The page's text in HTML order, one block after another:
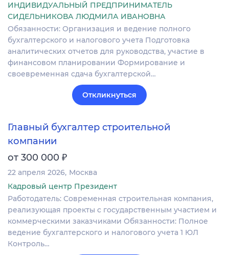
ИНДИВИДУАЛЬНЫЙ ПРЕДПРИНИМАТЕЛЬ
СИДЕЛЬНИКОВА ЛЮДМИЛА ИВАНОВНА
Обязанности: Организация и ведение полного
бухгалтерского и налогового учета Подготовка
аналитических отчетов для руководства, участие в
финансовом планировании Формирование и
своевременная сдача бухгалтерской…
Откликнуться
Главный бухгалтер строительной
компании
от 300 000 ₽
22 апреля 2026 Москва
Кадровый центр Президент
Работодатель: Современная строительная компания,
реализующая проекты с государственным участием и
коммерческими заказчиками Обязанности: Полное
ведение бухгалтерского и налогового учета 1 ЮЛ
Контроль…